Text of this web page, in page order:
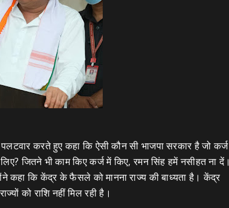
करते हुए कहा कि ऐसी कौन सी भाजपा सरकार है जो कर्ज
जितने भी काम किए कर्ज में किए, रमन सिंह हमें नसीहत ना दें।
कहा कि केंद्र के फैसले को मानना राज्य की बाध्यता है। केंद्र
को राशि नहीं मिल रही है।